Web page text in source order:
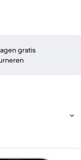
gratis